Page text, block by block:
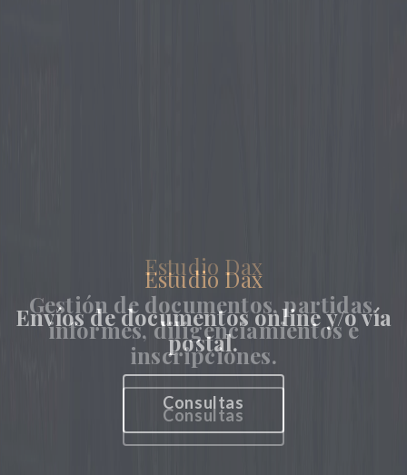
Estudio Dax
Envíos de documentos online y/o vía
postal.
Consultas